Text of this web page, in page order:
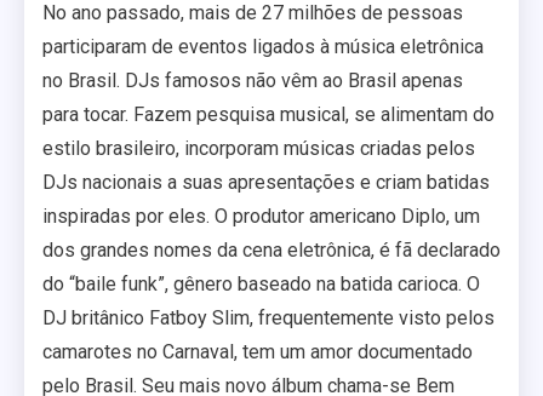
No ano passado, mais de 27 milhões de pessoas
participaram de eventos ligados à música eletrônica
no Brasil. DJs famosos não vêm ao Brasil apenas
para tocar. Fazem pesquisa musical, se alimentam do
estilo brasileiro, incorporam músicas criadas pelos
DJs nacionais a suas apresentações e criam batidas
inspiradas por eles. O produtor americano Diplo, um
dos grandes nomes da cena eletrônica, é fã declarado
do “baile funk”, gênero baseado na batida carioca. O
DJ britânico Fatboy Slim, frequentemente visto pelos
camarotes no Carnaval, tem um amor documentado
pelo Brasil. Seu mais novo álbum chama-se Bem